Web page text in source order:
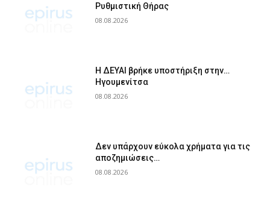
Ρυθμιστική Θήρας
08.08.2026
Η ΔΕΥΑΙ βρήκε υποστήριξη στην…
Ηγουμενίτσα
08.08.2026
Δεν υπάρχουν εύκολα χρήματα για τις
αποζημιώσεις…
08.08.2026